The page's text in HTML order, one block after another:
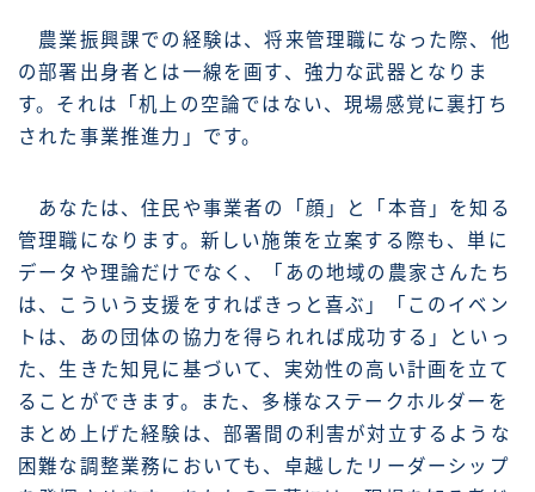
農業振興課での経験は、将来管理職になった際、他
の部署出身者とは一線を画す、強力な武器となりま
す。それは「机上の空論ではない、現場感覚に裏打ち
された事業推進力」です。
あなたは、住民や事業者の「顔」と「本音」を知る
管理職になります。新しい施策を立案する際も、単に
データや理論だけでなく、「あの地域の農家さんたち
は、こういう支援をすればきっと喜ぶ」「このイベン
トは、あの団体の協力を得られれば成功する」といっ
た、生きた知見に基づいて、実効性の高い計画を立て
ることができます。また、多様なステークホルダーを
まとめ上げた経験は、部署間の利害が対立するような
困難な調整業務においても、卓越したリーダーシップ